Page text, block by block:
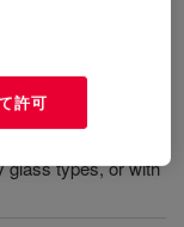
glass unit
glass types, or with
許可